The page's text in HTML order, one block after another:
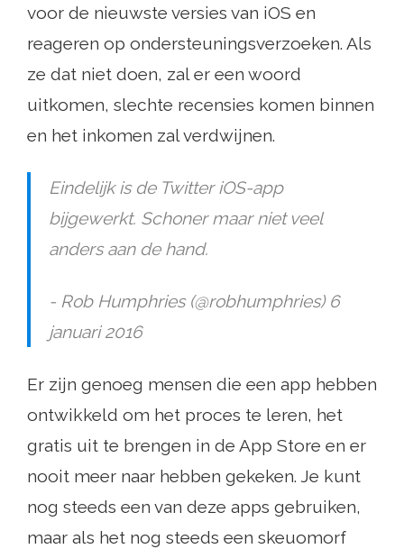
voor de nieuwste versies van iOS en
reageren op ondersteuningsverzoeken. Als
ze dat niet doen, zal er een woord
uitkomen, slechte recensies komen binnen
en het inkomen zal verdwijnen.
Eindelijk is de Twitter iOS-app
bijgewerkt. Schoner maar niet veel
anders aan de hand.
- Rob Humphries (@robhumphries) 6
januari 2016
Er zijn genoeg mensen die een app hebben
ontwikkeld om het proces te leren, het
gratis uit te brengen in de App Store en er
nooit meer naar hebben gekeken. Je kunt
nog steeds een van deze apps gebruiken,
maar als het nog steeds een skeuomorf